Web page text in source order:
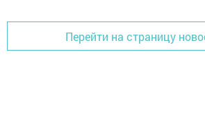
Перейти на страницу